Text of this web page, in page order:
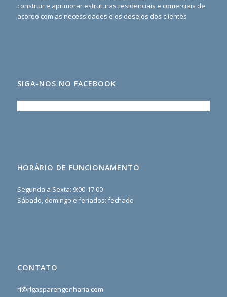
construir e aprimorar estruturas residenciais e comerciais de
acordo com as necessidades e os desejos dos clientes
SIGA-NOS NO FACEBOOK
HORÁRIO DE FUNCIONAMENTO
Segunda a Sexta: 9:00-17:00
Sábado, domingo e feriados: fechado
CONTATO
rl@rlgasparengenharia.com